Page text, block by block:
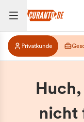
Privatkunde
nicht